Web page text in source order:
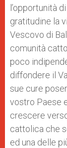
l’opportunità
gratitudine la
Vescovo di
comunità
poco
diffondere il
sue cure
vostro Paese
crescere
cattolica che
ed una delle